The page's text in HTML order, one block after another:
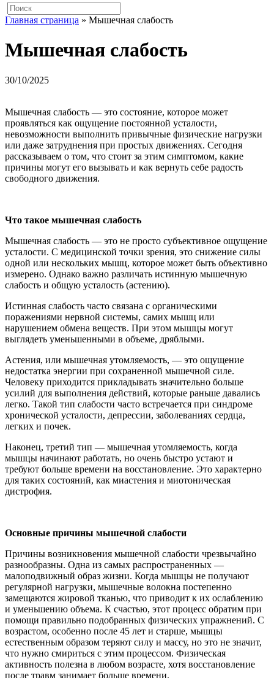
Главная страница » Мышечная слабость
Мышечная слабость
30/10/2025
Мышечная слабость — это состояние, которое может
проявляться как ощущение постоянной усталости,
невозможности выполнить привычные физические нагрузки
или даже затруднения при простых движениях. Сегодня
рассказываем о том, что стоит за этим симптомом, какие
причины могут его вызывать и как вернуть себе радость
свободного движения.
Что такое мышечная слабость
Мышечная слабость — это не просто субъективное ощущение
усталости. С медицинской точки зрения, это снижение силы
одной или нескольких мышц, которое может быть объективно
измерено. Однако важно различать истинную мышечную
слабость и общую усталость (астению).
Истинная слабость часто связана с органическими
поражениями нервной системы, самих мышц или
нарушением обмена веществ. При этом мышцы могут
выглядеть уменьшенными в объеме, дряблыми.
Астения, или мышечная утомляемость, — это ощущение
недостатка энергии при сохраненной мышечной силе.
Человеку приходится прикладывать значительно больше
усилий для выполнения действий, которые раньше давались
легко. Такой тип слабости часто встречается при синдроме
хронической усталости, депрессии, заболеваниях сердца,
легких и почек.
Наконец, третий тип — мышечная утомляемость, когда
мышцы начинают работать, но очень быстро устают и
требуют больше времени на восстановление. Это характерно
для таких состояний, как миастения и миотоническая
дистрофия.
Основные причины мышечной слабости
Причины возникновения мышечной слабости чрезвычайно
разнообразны. Одна из самых распространенных —
малоподвижный образ жизни. Когда мышцы не получают
регулярной нагрузки, мышечные волокна постепенно
замещаются жировой тканью, что приводит к их ослаблению
и уменьшению объема. К счастью, этот процесс обратим при
помощи правильно подобранных физических упражнений. С
возрастом, особенно после 45 лет и старше, мышцы
естественным образом теряют силу и массу, но это не значит,
что нужно смириться с этим процессом. Физическая
активность полезна в любом возрасте, хотя восстановление
после травм занимает больше времени.